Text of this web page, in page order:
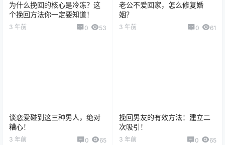
为什么挽回的核心是冷冻？这
个挽回方法你一定要知道！
3 年前 0 53
老公不爱回家，怎么修复婚
姻？
3 年前 0 61
谈恋爱碰到这三种男人，绝对
糟心！
3 年前 0 65
挽回男友的有效方法：建立二
次吸引！
3 年前 0 65